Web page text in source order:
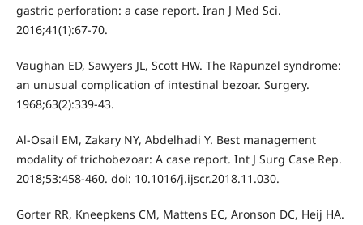
gastric perforation: a case report. Iran J Med Sci.
2016;41(1):67-70.
Vaughan ED, Sawyers JL, Scott HW. The Rapunzel syndrome:
an unusual complication of intestinal bezoar. Surgery.
1968;63(2):339-43.
Al-Osail EM, Zakary NY, Abdelhadi Y. Best management
modality of trichobezoar: A case report. Int J Surg Case Rep.
2018;53:458-460. doi: 10.1016/j.ijscr.2018.11.030.
Gorter RR, Kneepkens CM, Mattens EC, Aronson DC, Heij HA.